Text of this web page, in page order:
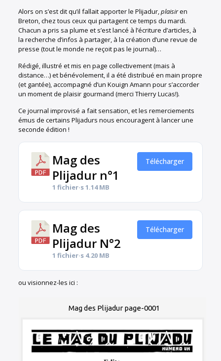
Alors on s’est dit qu’il fallait apporter le Plijadur,plaisiren
Breton, chez tous ceux qui partagent ce temps du mardi.
Chacun a pris sa plume et s’est lancé à l’écriture d’articles, à
la recherche d’infos à partager, à la création d’une revue de
presse (tout le monde ne reçoit pas le journal)…
Rédigé, illustré et mis en page collectivement (mais à
distance…) et bénévolement, il a été distribué en main propre
(et gantée), accompagné d’un Kouign Amann pour s’accorder
un moment de plaisir gourmand (merci Thierry Lucas!).
Ce journal improvisé a fait sensation, et les remerciements
émus de certains Plijadurs nous encouragent à lancer une
seconde édition !
Mag des
Plijadur n°1
1 fichier·s1.14 MB
Télécharger
Mag des
Plijadur N°2
1 fichier·s 4.20 MB
Télécharger
ou visionnez-les ici :
Mag des Plijadur page-0001